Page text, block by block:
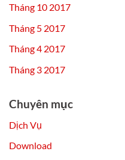
Tháng 10 2017
Tháng 5 2017
Tháng 4 2017
Tháng 3 2017
Chuyên mục
Dịch Vụ
Download